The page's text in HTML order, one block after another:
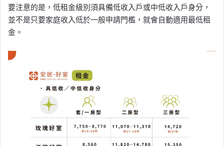
要注意的是，低租金級別須具備低收入戶或中低收入戶身分，
並不是只要家庭收入低於一般申請門檻，就會自動適用最低租
金。